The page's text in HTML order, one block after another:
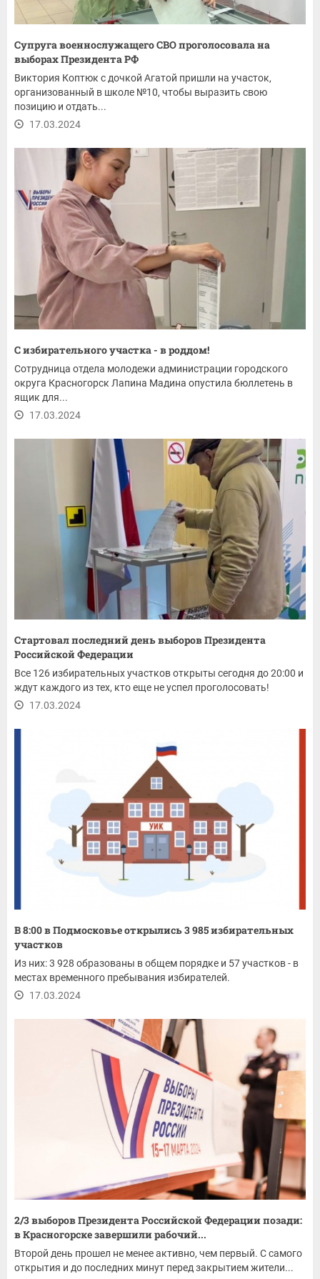
Супруга военнослужащего СВО проголосовала на
выборах Президента РФ
Виктория Коптюк с дочкой Агатой пришли на участок,
организованный в школе №10, чтобы выразить свою
позицию и отдать...
17.03.2024
С избирательного участка - в роддом!
Сотрудница отдела молодежи администрации городского
округа Красногорск Лапина Мадина опустила бюллетень в
ящик для...
17.03.2024
Стартовал последний день выборов Президента
Российской Федерации
Все 126 избирательных участков открыты сегодня до 20:00 и
ждут каждого из тех, кто еще не успел проголосовать!
17.03.2024
В 8:00 в Подмосковье открылись 3 985 избирательных
участков
Из них: 3 928 образованы в общем порядке и 57 участков - в
местах временного пребывания избирателей.
17.03.2024
2/3 выборов Президента Российской Федерации позади:
в Красногорске завершили рабочий...
Второй день прошел не менее активно, чем первый. С самого
открытия и до последних минут перед закрытием жители...